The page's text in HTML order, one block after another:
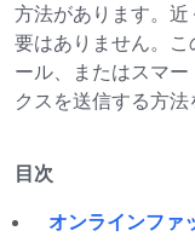
方法があります。
要はありません。
ール、またはスマ
クスを送信する方法
目次
オンラインファ